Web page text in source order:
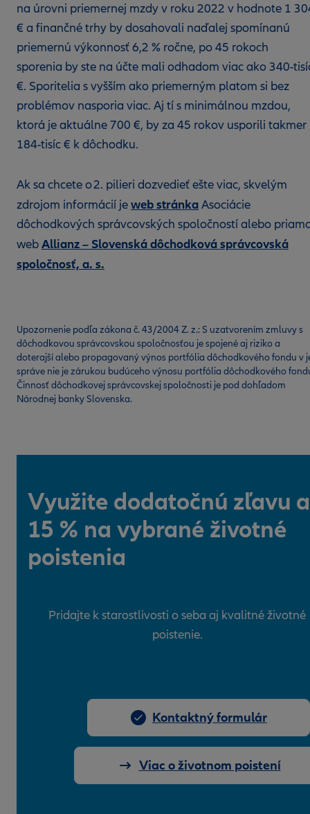
na úrovni priemernej mzdy v roku 2022 v hodnote 1
€ a finančné trhy by dosahovali naďalej spomínanú
priemernú výkonnosť 6,2 % ročne, po 45 rokoch
sporenia by ste na účte mali odhadom viac ako 340-
€. Sporitelia s vyšším ako priemerným platom si bez
problémov nasporia viac. Aj tí s minimálnou mzdou,
ktorá je aktuálne 700 €, by za 45 rokov usporili takmer
184-tisíc € k dôchodku.
Ak sa chcete o 2. pilieri dozvedieť ešte viac, skvelým
zdrojom informácií jeweb stránkaAsociácie
dôchodkových správcovských spoločností alebo
webAllianz – Slovenská dôchodková správcovská
spoločnosť, a. s.
Upozornenie podľa zákona č. 43/2004 Z. z.: S uzatvorením zmluvy s
dôchodkovou správcovskou spoločnosťou je spojené aj riziko a
doterajší alebo propagovaný výnos portfólia dôchodkového fondu v
správe nie je zárukou budúceho výnosu portfólia dôchodkového
Činnosť dôchodkovej správcovskej spoločnosti je pod dohľadom
Národnej banky Slovenska.
Využite dodatočnú zľavu
15 % na vybrané životné
poistenia
Pridajte k starostlivosti o seba aj kvalitné životné
poistenie.
Kontaktný formulár
Viac o životnom poistení